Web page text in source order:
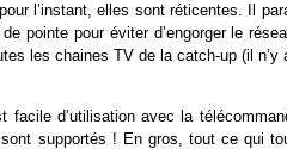
l’instant, elles sont réticentes. Il
pointe pour éviter d’engorger le
les chaines TV de la catch-up (il
facile d’utilisation avec la
supportés ! En gros, tout ce qui